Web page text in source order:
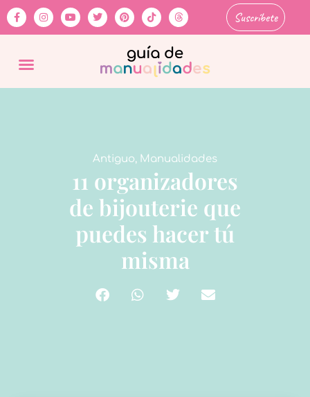
Suscríbete
Antiguo, Manualidades
11 organizadores
de bijouterie que
puedes hacer tú
misma